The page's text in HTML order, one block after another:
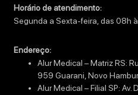
Horário de atendimento:
Segunda a Sexta-feira, das 08h
Endereço:
Alur Medical – Matriz RS:
959 Guarani, Novo
Alur Medical – Filial SP: Av.